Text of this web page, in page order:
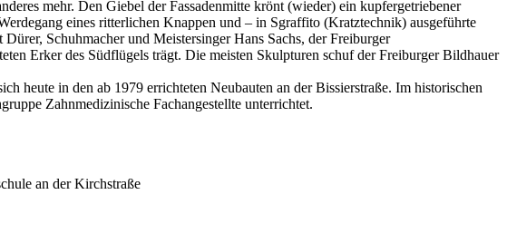
mehr. Den Giebel der Fassadenmitte krönt (wieder) ein kupfergetriebener
eines ritterlichen Knappen und – in Sgraffito (Kratztechnik) ausgeführte
Schuhmacher und Meistersinger Hans Sachs, der Freiburger
Erker des Südflügels trägt. Die meisten Skulpturen schuf der Freiburger Bildhauer
heute in den ab 1979 errichteten Neubauten an der Bissierstraße. Im historischen
Zahnmedizinische Fachangestellte unterrichtet.
an der Kirchstraße